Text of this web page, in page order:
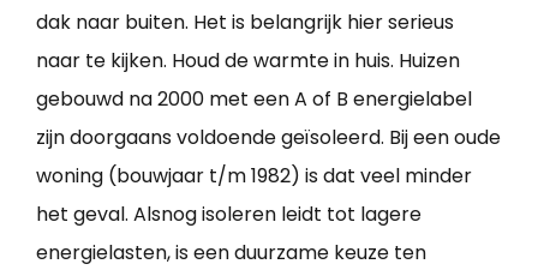
dak naar buiten. Het is belangrijk hier serieus
naar te kijken. Houd de warmte in huis. Huizen
gebouwd na 2000 met een A of B energielabel
zijn doorgaans voldoende geïsoleerd. Bij een oude
woning (bouwjaar t/m 1982) is dat veel minder
het geval. Alsnog isoleren leidt tot lagere
energielasten, is een duurzame keuze ten